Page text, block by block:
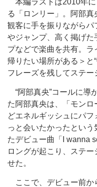
本編ラストは2010年に
る「ロンリー」。阿部真
観客に手を振りながら
やジャンプ、高く掲げた
プなどで楽曲を共有。ラ
帰りたい場所がある＞と
フレーズを残してステー
“阿部真央”コールに導
た阿部真央は、「モン
どエネルギッシュにパ
っと会いたかったとい
たデビュー曲「I wanna
ロングが起こり、ステ
せた。
ここで、デビュー前か